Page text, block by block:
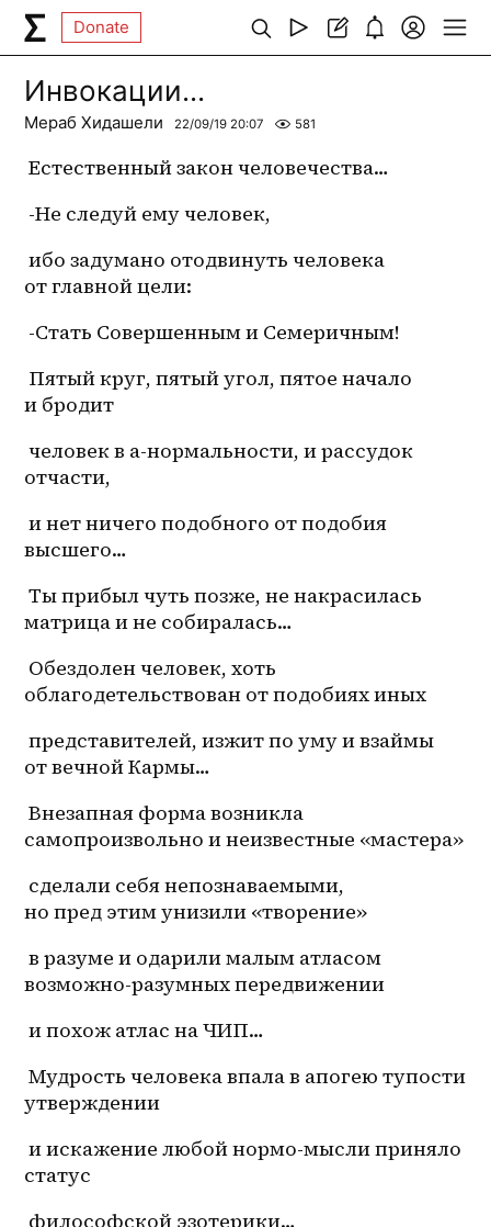
Donate
Инвокации...
Мераб Хидашели 22/09/19 20:07 581
Естественный закон человечества…
-Не следуй ему человек,
ибо задумано отодвинуть человека
от главной цели:
-Стать Совершенным и Семеричным!
и бродит
человек в а-нормальности, и рассудок
отчасти,
и нет ничего подобного от подобия
высшего…
Ты прибыл чуть позже, не накрасилась
матрица и не собиралась…
облагодетельствован от подобиях иных
представителей, изжит по уму и взаймы
от вечной Кармы…
Внезапная форма возникла
самопроизвольно и неизвестные «мастера»
но пред этим унизили «творение»
в разуме и одарили малым атласом
возможно-разумных передвижении
и похож атлас на ЧИП…
Мудрость человека впала в апогею тупости
утверждении
и искажение любой нормо-мысли приняло
статус
философской эзотерики…